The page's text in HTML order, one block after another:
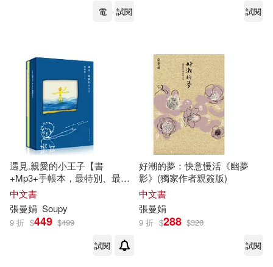
電 試閱 試閱
遇見.親愛的小王子【書
+Mp3+手帳本，最特別、最感
動的永久珍藏版】
中文書
張曼娟 Soupy
9 折 $449 $499
試閱
好潮的夢：快意慢活《幽夢
影》(獨家作者親簽版)
中文書
張曼娟
9 折 $288 $320
試閱